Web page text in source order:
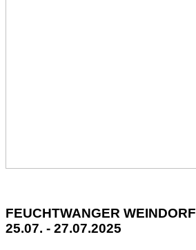
FEUCHTWANGER WEINDORF
25.07. - 27.07.2025